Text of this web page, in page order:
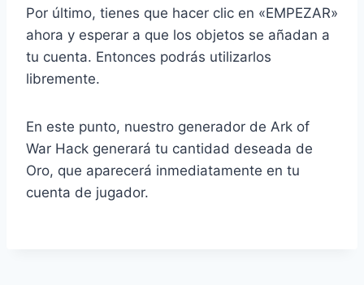
Por último, tienes que hacer clic en «EMPEZAR»
ahora y esperar a que los objetos se añadan a
tu cuenta. Entonces podrás utilizarlos
libremente.
En este punto, nuestro generador de Ark of
War Hack generará tu cantidad deseada de
Oro, que aparecerá inmediatamente en tu
cuenta de jugador.